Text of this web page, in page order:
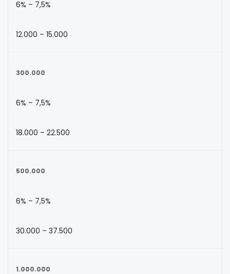
6% – 7,5%
12.000 – 15.000
300.000
6% – 7,5%
18.000 – 22.500
500.000
6% – 7,5%
30.000 – 37.500
1.000.000